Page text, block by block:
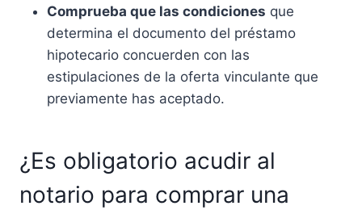
Comprueba que las condiciones que
determina el documento del préstamo
hipotecario concuerden con las
estipulaciones de la oferta vinculante que
previamente has aceptado.
¿Es obligatorio acudir al
notario para comprar una